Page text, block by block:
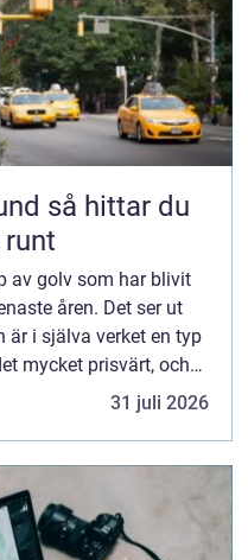
du
av golv som har blivit
åren. Det ser ut
är i själva verket en typ
mycket prisvärt, och
lätt att underhålla.31 juli 2026